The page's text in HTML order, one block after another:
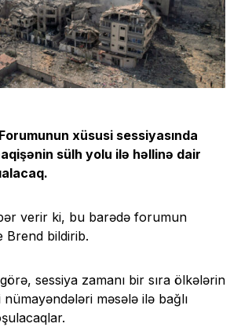
xüsusi sessiyasında
sülh yolu ilə həllinə dair
verir ki, bu barədə forumun
Brend bildirib.
sessiya zamanı bir sıra ölkələrin
məsələ ilə bağlı